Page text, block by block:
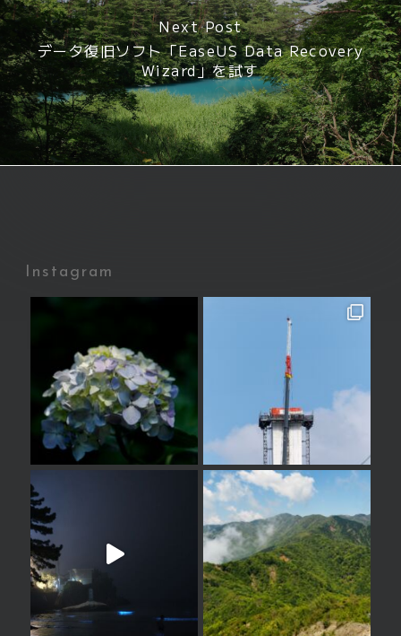
Next Post
データ復旧ソフト「EaseUS Data Recovery
Wizard」を試す
Instagram